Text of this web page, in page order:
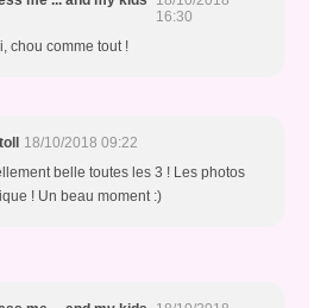
16:30
chou comme tout !
18/10/2018 09:22
belle toutes les 3 ! Les photos
! Un beau moment :)